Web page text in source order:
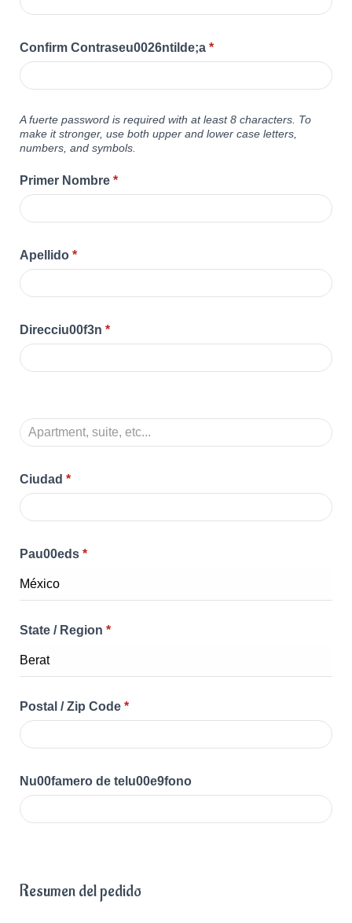
Confirm Contraseu0026ntilde;a *
A fuerte password is required with at least 8 characters. To
make it stronger, use both upper and lower case letters,
numbers, and symbols.
Primer Nombre *
Apellido *
Direcciu00f3n *
Ciudad *
Pau00eds *
State / Region *
Postal / Zip Code *
Nu00famero de telu00e9fono
Resumen del pedido